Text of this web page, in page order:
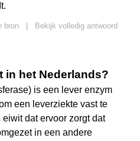
bron
Bekijk volledig antwoord
in het Nederlands?
is een lever enzym
een leverziekte vast te
dat ervoor zorgt dat
in een andere